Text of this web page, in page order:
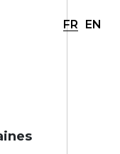
FR EN